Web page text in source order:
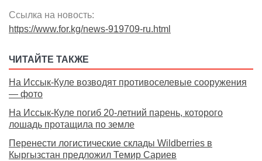
Ссылка на новость:
https://www.for.kg/news-919709-ru.html
ЧИТАЙТЕ ТАКЖЕ
На Иссык-Куле возводят противоселевые сооружения
— фото
На Иссык-Куле погиб 20-летний парень, которого
лошадь протащила по земле
Перенести логистические склады Wildberries в
Кыргызстан предложил Темир Сариев